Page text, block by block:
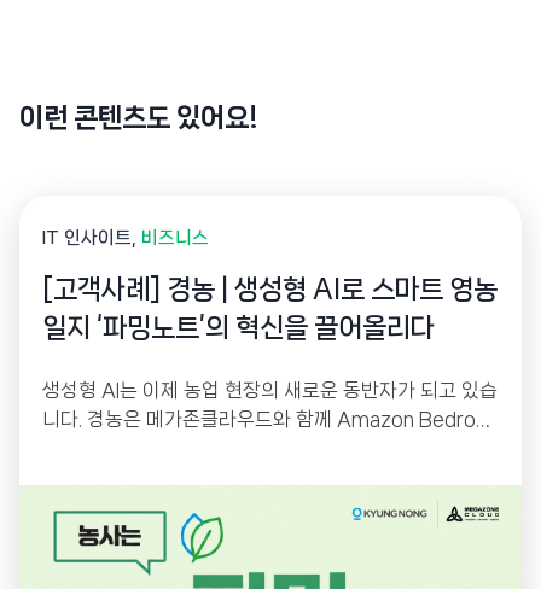
이런 콘텐츠도 있어요!
IT 인사이트 비즈니스
[고객사례] 경농 | 생성형 AI로 스마트 영농
일지 ‘파밍노트’의 혁신을 끌어올리다
생성형 AI는 이제 농업 현장의 새로운 동반자가 되고 있습
니다. 경농은 메가존클라우드와 함께 Amazon Bedrock
진 기반 Vision AI 검색을 통해 농업인의 정보 접근성을
높이고, AI 기반 운영 플랫폼으로 서비스 경쟁력을 한층
강화했습니다.